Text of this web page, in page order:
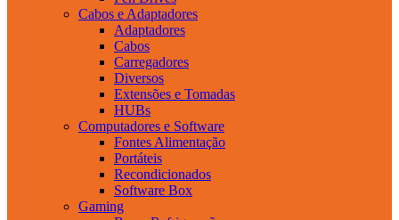
Cabos e Adaptadores
Adaptadores
Cabos
Carregadores
Diversos
Extensões e Tomadas
HUBs
Computadores e Software
Fontes Alimentação
Portáteis
Recondicionados
Software Box
Gaming